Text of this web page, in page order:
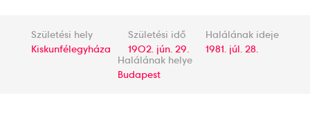
Születési hely
Kiskunfélegyháza
Születési idő
1902. jún. 29.
Halálának ideje
1981. júl. 28.
Halálának helye
Budapest